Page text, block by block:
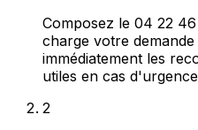
Composez le 04 22
charge votre
immédiatement les
utiles en cas
2